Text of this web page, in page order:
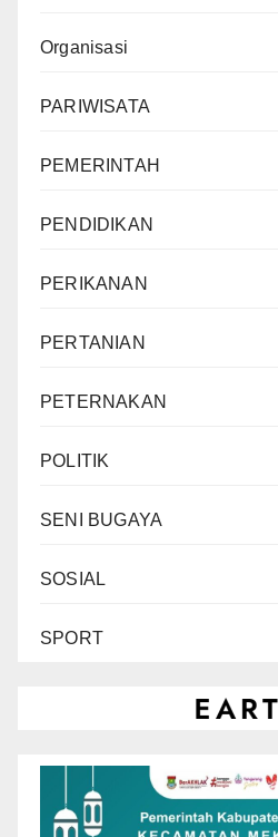
Organisasi
PARIWISATA
PEMERINTAH
PENDIDIKAN
PERIKANAN
PERTANIAN
PETERNAKAN
POLITIK
SENI BUGAYA
SOSIAL
SPORT